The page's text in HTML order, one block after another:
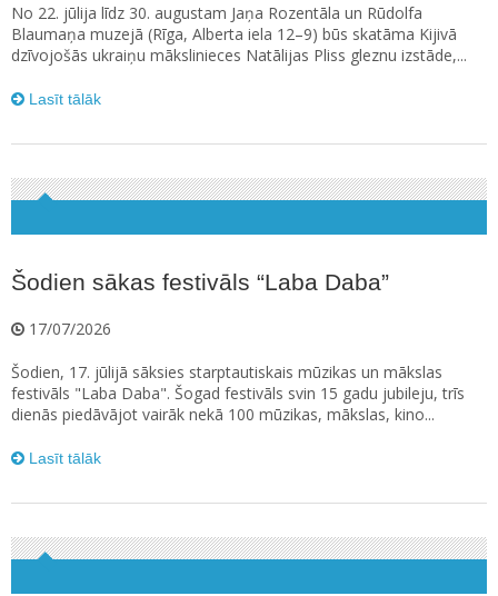
No 22. jūlija līdz 30. augustam Jaņa Rozentāla un Rūdolfa
Blaumaņa muzejā (Rīga, Alberta iela 12–9) būs skatāma Kijivā
dzīvojošās ukraiņu mākslinieces Natālijas Pliss gleznu izstāde,...
Lasīt tālāk
Šodien sākas festivāls “Laba Daba”
17/07/2026
Šodien, 17. jūlijā sāksies starptautiskais mūzikas un mākslas
festivāls "Laba Daba". Šogad festivāls svin 15 gadu jubileju, trīs
dienās piedāvājot vairāk nekā 100 mūzikas, mākslas, kino...
Lasīt tālāk